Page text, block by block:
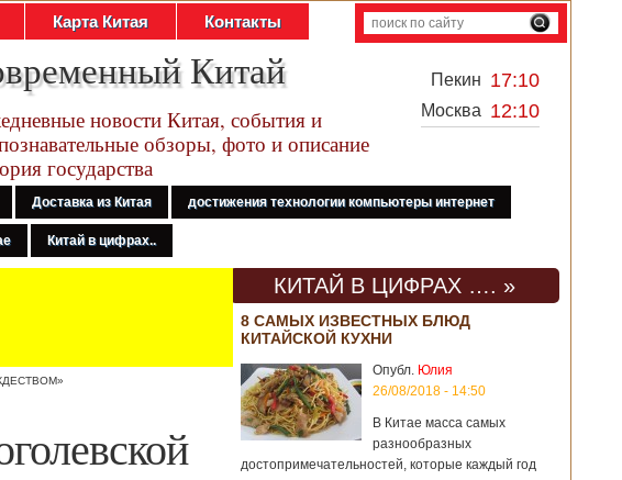
Карта Китая Контакты
Китай
новости Китая, события и
обзоры, фото и описание
государства
Пекин 17:10
Москва 12:10
Доставка из Китая достижения технологии компьютеры интернет
Китай в цифрах..
КИТАЙ В ЦИФРАХ …. »
8 САМЫХ ИЗВЕСТНЫХ БЛЮД
КИТАЙСКОЙ КУХНИ
Опубл. Юлия
26/08/2018 - 14:50
В Китае масса самых
разнообразных
достопримечательностей, которые каждый год